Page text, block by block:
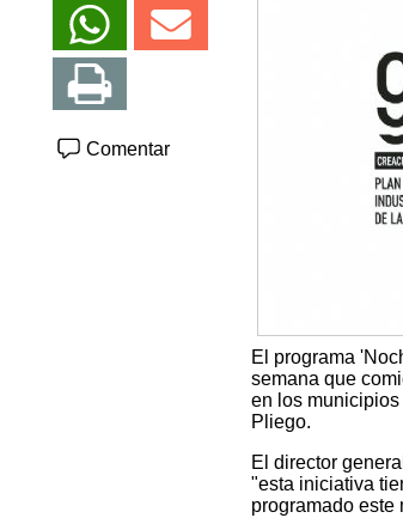
Comentar
El programa
semana que
en los
Pliego.
El director
"esta iniciativa
programado este